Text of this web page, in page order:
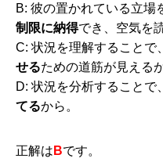
B: 彼の置かれている立場
制限に納得でき、空気を
C: 状況を理解することで、
せるための道筋が見える
D: 状況を分析することで、
てるから。
正解は Bです。